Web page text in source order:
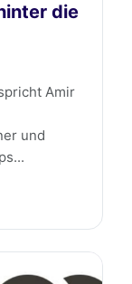
die
Amir
und